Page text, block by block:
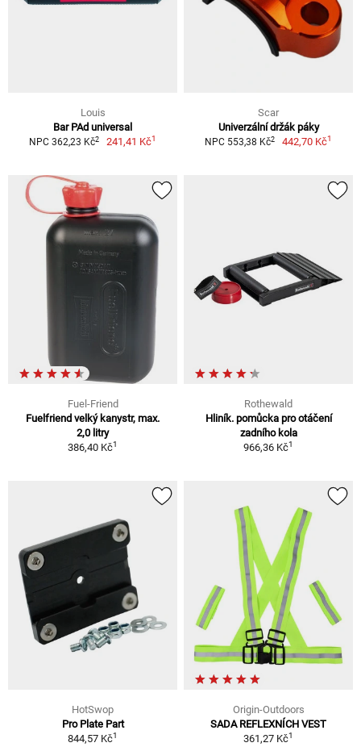
Louis
Bar PAd universal
NPC 362,23 Kč2 241,41 Kč1
Scar
Univerzální držák páky
NPC 553,38 Kč2 442,70 Kč1
Fuel-Friend
Fuelfriend velký kanystr, max.
2,0 litry
386,40 Kč1
Rothewald
Hliník. pomůcka pro otáčení
zadního kola
966,36 Kč1
HotSwop
Pro Plate Part
844,57 Kč1
Origin-Outdoors
SADA REFLEXNÍCH VEST
361,27 Kč1